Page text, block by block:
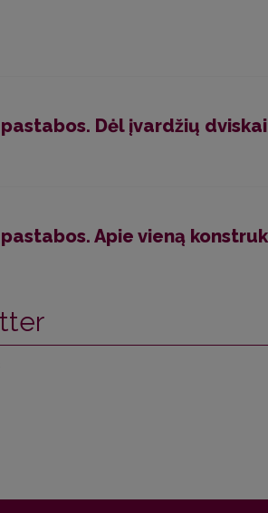
Dėl įvardžių
Apie vieną